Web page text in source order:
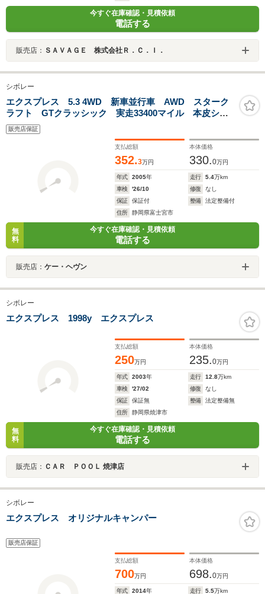
今すぐ在庫確認・見積依頼
電話する
販売店： ＳＡＶＡＧＥ 株式会社Ｒ．Ｃ．Ｉ．
シボレー
エクスプレス 5.3 4WD 新車並行車 AWD スターク
ラフト GTクラッシック 実走33400マイル 本皮シー
ト HDDナビフルセグTV付き 社外20インチAW
販売店保証
支払総額
352.3万円
本体価格
330.0万円
年式 2005年 走行 5.4万km
車検
'26/10 修復
なし
保証
保証付 整備
法定整備付
住所
静岡県富士宮市
無
料
今すぐ在庫確認・見積依頼
電話する
販売店： ケー・ヘヴン
シボレー
エクスプレス 1998y エクスプレス
支払総額
250万円
本体価格
235.0万円
年式 2003年 走行 12.8万km
車検
'27/02 修復
なし
保証
保証無 整備
法定整備無
住所
静岡県焼津市
無
料
今すぐ在庫確認・見積依頼
電話する
販売店： ＣＡＲ ＰＯＯＬ 焼津店
シボレー
エクスプレス オリジナルキャンパー
販売店保証
支払総額
700万円
本体価格
698.0万円
年式 2014年 走行 5.5万km